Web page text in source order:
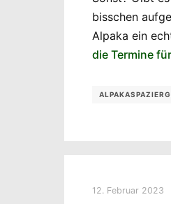
bisschen
Alpaka ein
die Termine
12. Februar 2023